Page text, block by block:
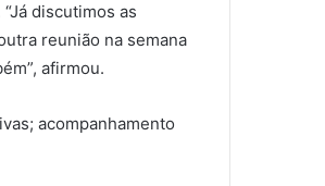
discutimos as
reunião na semana
afirmou.
acompanhamento